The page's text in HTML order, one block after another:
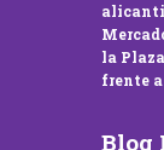
la
frente
Blog